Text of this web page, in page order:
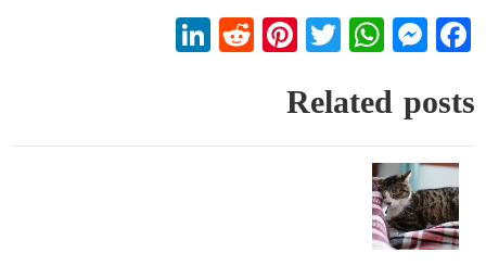
Facebook
Messenger
WhatsApp
Twitter
Pinterest
Reddit
Related posts